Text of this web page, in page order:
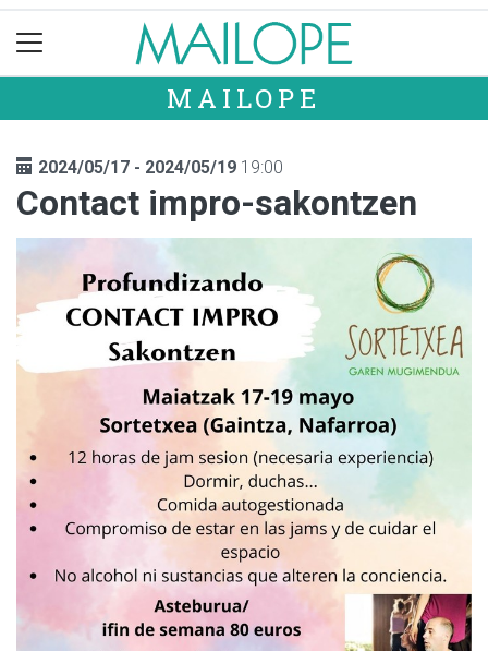
MAILOPE
2024/05/17 - 2024/05/19 19:00
Contact impro-sakontzen